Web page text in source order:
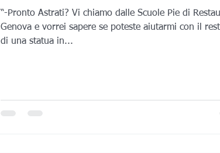
“-Pronto Astrati? Vi chiamo dalle Scuole Pie di
Genova e vorrei sapere se poteste aiutarmi con il
di una statua in...